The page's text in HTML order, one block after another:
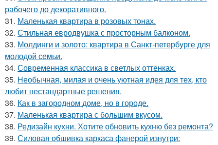
рабочего до декоративного.
31. Маленькая квартира в розовых тонах.
32. Стильная евродвушка с просторным балконом.
33. Молдинги и золото: квартира в Санкт-петербурге для
молодой семьи.
34. Современная классика в светлых оттенках.
35. Необычная, милая и очень уютная идея для тех, кто
любит нестандартные решения.
36. Как в загородном доме, но в городе.
37. Маленькая квартира с большим вкусом.
38. Редизайн кухни. Хотите обновить кухню без ремонта?
39. Силовая обшивка каркаса фанерой изнутри: